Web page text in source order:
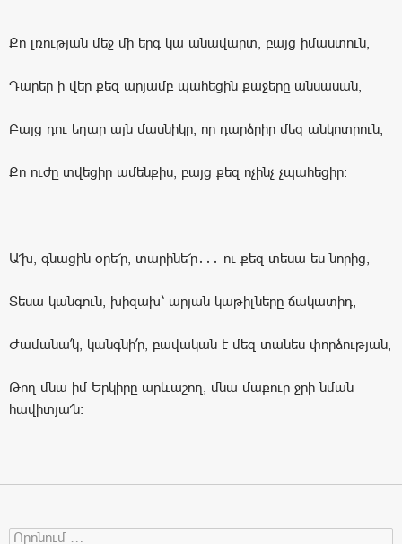
Քո լռության մեջ մի երգ կա անավարտ, բայց իմաստուն,
Դարեր ի վեր քեզ արյամբ պահեցին քաջերը անսասան,
Բայց դու եղար այն մասնիկը, որ դարձրիր մեզ անկոտրուն,
Քո ուժը տվեցիր ամենքիս, բայց քեզ ոչինչ չպահեցիր։
Ա՜խ, գնացին օրե՜ր, տարինե՜ր․․․ ու քեզ տեսա ես նորից,
Տեսա կանգուն, խիզախ՝ արյան կաթիլները ճակատիդ,
Ժամանա՛կ, կանգնի՛ր, բավական է մեզ տանես փորձության,
Թող մնա իմ Երկիրը արևաշող, մնա մաքուր ջրի նման
հավիտյա՜ն։
Search for: